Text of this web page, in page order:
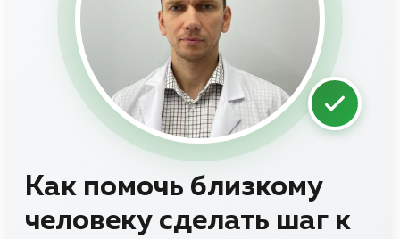
Как помочь близкому
человеку сделать шаг к